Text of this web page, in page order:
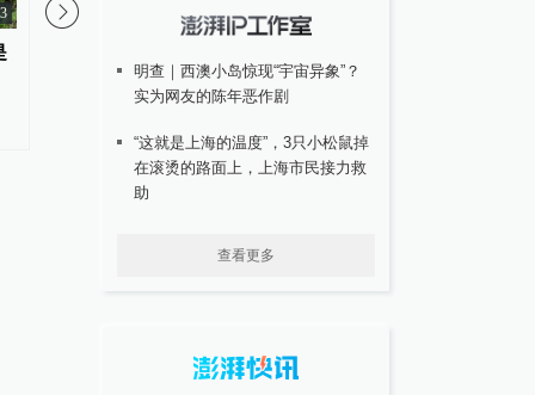
限？律师解读
十一年，检举他人被认
明查｜西澳小岛惊现“宇宙异象”？
实为网友的陈年恶作剧
“这就是上海的温度”，3只小松鼠掉
在滚烫的路面上，上海市民接力救
助
查看更多